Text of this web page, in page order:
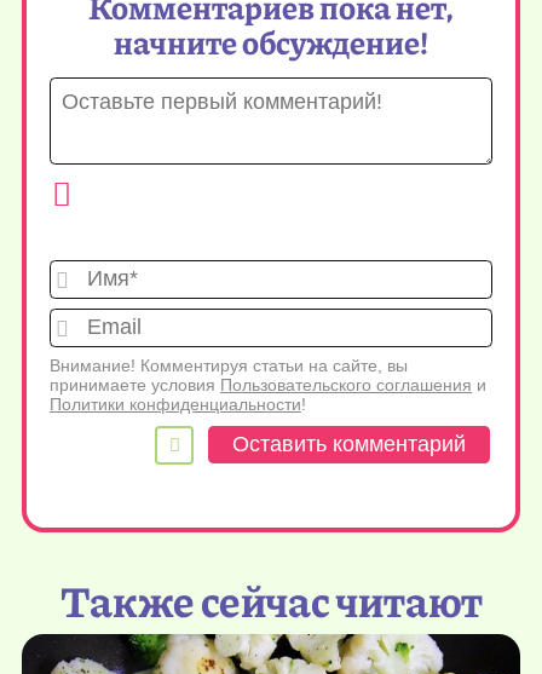
начните обсуждение!
Имя*
Внимание! Комментируя статьи на сайте, вы
принимаете условия Пользовательского соглашения и
Политики конфиденциальности!
Также сейчас читают